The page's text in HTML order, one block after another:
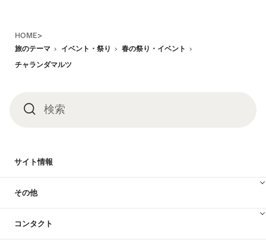
HOME>
旅のテーマ
イベント・祭り
春の祭り・イベント
チャランダマルツ
検 検索
サイト情報
その他
コンタクト